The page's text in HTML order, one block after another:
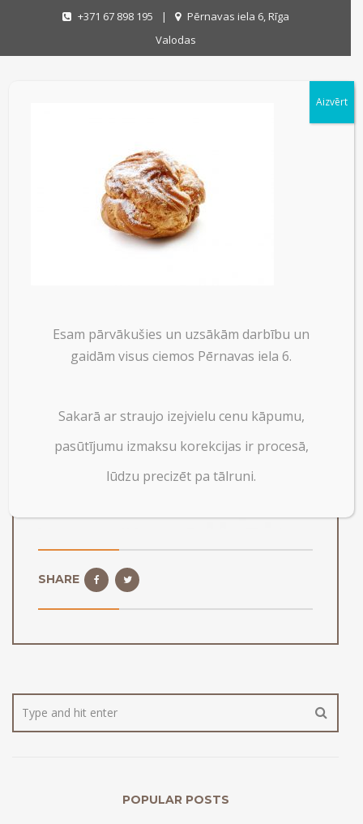
+371 67 898 195 |
Pērnavas iela 6, Rīga
Valodas
VECRIGA
SHARE
POPULAR POSTS
Esam pārvākušies un uzsākām darbību un
gaidām visus ciemos Pērnavas iela 6.
Sakarā ar straujo izejvielu cenu kāpumu,
pasūtījumu izmaksu korekcijas ir procesā,
lūdzu precizēt pa tālruni.
Aizvērt